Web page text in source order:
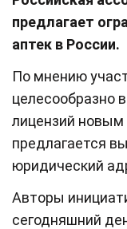
предлагает
аптек в России.
По мнению
целесообразно
лицензий новым
предлагается
юридический
Авторы
сегодняшний